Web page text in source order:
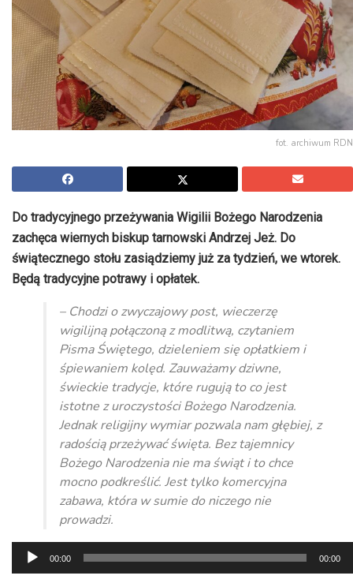
fot. archiwum RDN
Do tradycyjnego przeżywania Wigilii Bożego Narodzenia
zachęca wiernych biskup tarnowski Andrzej Jeż. Do
świątecznego stołu zasiądziemy już za tydzień, we wtorek.
Będą tradycyjne potrawy i opłatek.
– Chodzi o zwyczajowy post, wieczerzę
wigilijną połączoną z modlitwą, czytaniem
Pisma Świętego, dzieleniem się opłatkiem i
śpiewaniem kolęd. Zauważamy dziwne,
świeckie tradycje, które rugują to co jest
istotne z uroczystości Bożego Narodzenia.
Jednak religijny wymiar pozwala nam głębiej, z
radością przeżywać święta. Bez tajemnicy
Bożego Narodzenia nie ma świąt i to chce
mocno podkreślić. Jest tylko komercyjna
zabawa, która w sumie do niczego nie
prowadzi.
Odtwarzacz
plików
00:00 00:00